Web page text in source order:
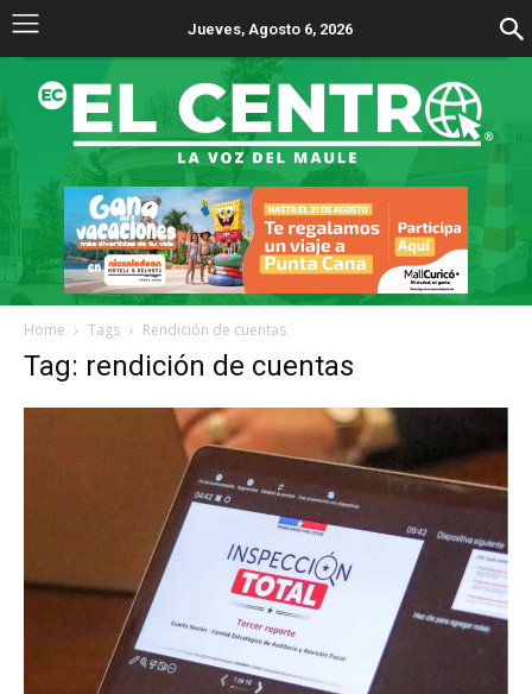
Jueves, Agosto 6, 2026
Home Tags Rendición de cuentas
Tag: rendición de cuentas